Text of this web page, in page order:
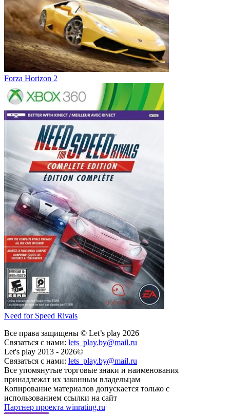
Forza Horizon 2
Need for Speed Rivals
Все права защищены © Let’s play 2026
Связаться с нами: lets_play.by@mail.ru
Let's play 2013 - 2026©
Связаться с нами: lets_play.by@mail.ru
Все упомянутые торговые знаки и наименования
принадлежат их законным владельцам
Копирование материалов допускается только с
использованием ссылки на сайт
Партнер проекта winrating.ru